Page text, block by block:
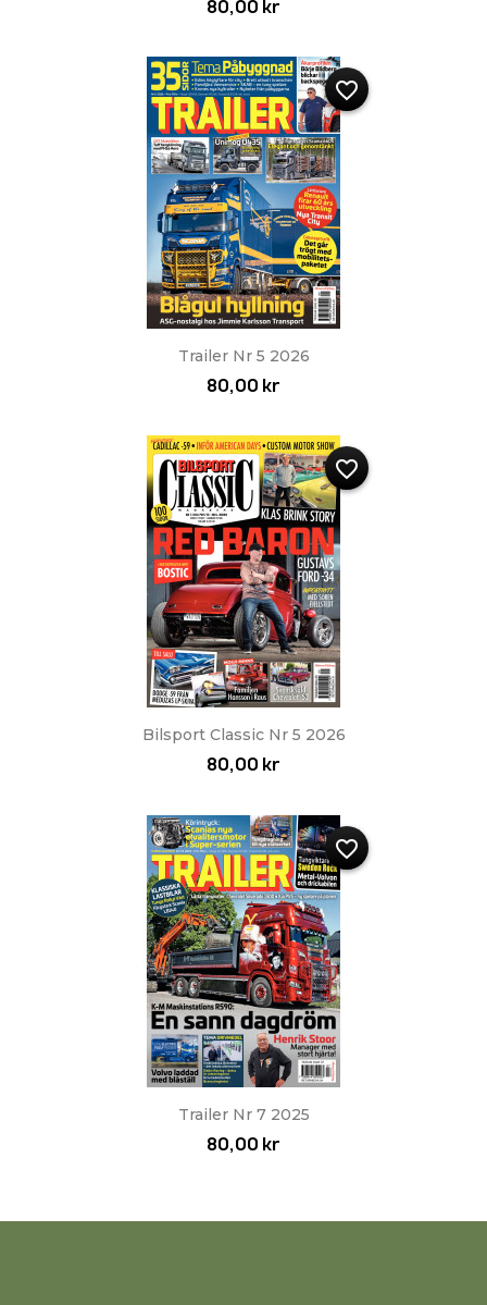
80,00 kr
Trailer Nr 5 2026
80,00 kr
favorite_border
Bilsport Classic Nr 5 2026
80,00 kr
favorite_border
Trailer Nr 7 2025
80,00 kr
favorite_border